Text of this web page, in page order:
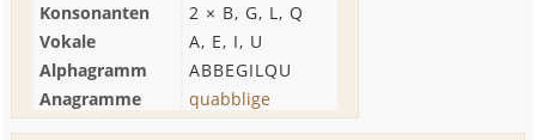
Konsonanten 2 × B, G, L, Q
Vokale
A, E, I, U
Alphagramm
ABBEGILQU
Anagramme
quabblige